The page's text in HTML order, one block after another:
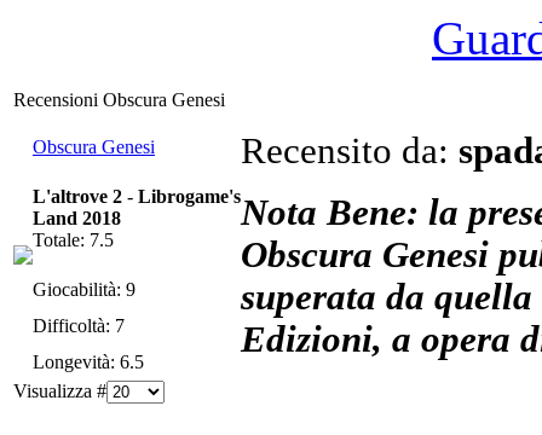
Recensioni Obscura Genesi
Obscura Genesi Recensito da:
Nota Bene: la
Obscura Genesi
superata da
Edizioni, a opera
L'altrove 2 - Librogame's
Land 2018
Totale: 7.5
Giocabilità: 9
Difficoltà: 7
Longevità: 6.5
Visualizza #